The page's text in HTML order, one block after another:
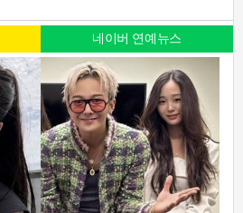
네이버 연예뉴스